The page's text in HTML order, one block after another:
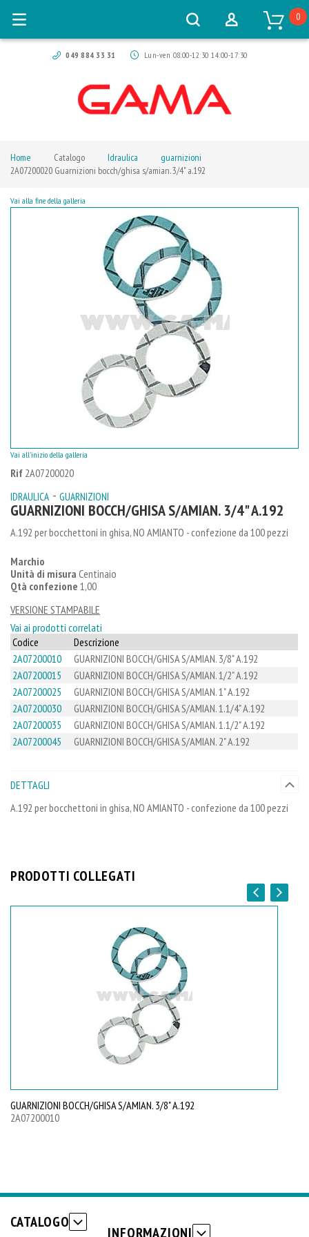
049 884 33 31 Lun-ven 08:00-12:30 14:00-17:30
0
Home Catalogo Idraulica
guarnizioni
2A07200020 Guarnizioni bocch/ghisa s/amian. 3/4" a.192
Rif 2A07200020
IDRAULICA - GUARNIZIONI
GUARNIZIONI BOCCH/GHISA S/AMIAN. 3/4" A.192
A.192 per bocchettoni in ghisa, NO AMIANTO - confezione da 100 pezzi
Marchio
Unità di misura Centinaio
Qtà confezione 1,00
VERSIONE STAMPABILE
Vai ai prodotti correlati
Codice
Descrizione
2A07200010
GUARNIZIONI BOCCH/GHISA S/AMIAN. 3/8" A.192
2A07200015
GUARNIZIONI BOCCH/GHISA S/AMIAN. 1/2" A.192
2A07200025
GUARNIZIONI BOCCH/GHISA S/AMIAN. 1" A.192
2A07200030
GUARNIZIONI BOCCH/GHISA S/AMIAN. 1.1/4" A.192
2A07200035
GUARNIZIONI BOCCH/GHISA S/AMIAN. 1.1/2" A.192
2A07200045
GUARNIZIONI BOCCH/GHISA S/AMIAN. 2" A.192
Vai alla fine della galleria
Vai all'inizio della galleria
DETTAGLI
A.192 per bocchettoni in ghisa, NO AMIANTO - confezione da 100 pezzi
PRODOTTI COLLEGATI
GUARNIZIONI BOCCH/GHISA S/AMIAN. 3/8" A.192
2A07200010
CATALOGO
INFORMAZIONI